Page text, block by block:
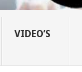
VIDEO’S